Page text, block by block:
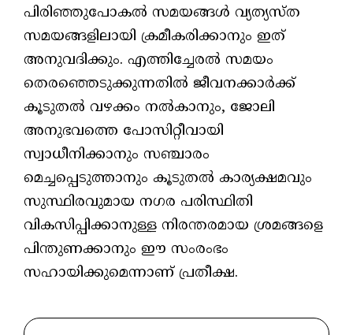
പിരിഞ്ഞുപോകല്‍ സമയങ്ങള്‍ വ്യത്യസ്ത
സമയങ്ങളിലായി ക്രമീകരിക്കാനും ഇത്
അനുവദിക്കും. എത്തിച്ചേരല്‍ സമയം
തെരഞ്ഞെടുക്കുന്നതില്‍ ജീവനക്കാര്‍ക്ക്
കൂടുതല്‍ വഴക്കം നല്‍കാനും, ജോലി
അനുഭവത്തെ പോസിറ്റീവായി
സ്വാധീനിക്കാനും സഞ്ചാരം
മെച്ചപ്പെടുത്താനും കൂടുതല്‍ കാര്യക്ഷമവും
സുസ്ഥിരവുമായ നഗര പരിസ്ഥിതി
വികസിപ്പിക്കാനുള്ള നിരന്തരമായ ശ്രമങ്ങളെ
പിന്തുണക്കാനും ഈ സംരംഭം
സഹായിക്കുമെന്നാണ് പ്രതീക്ഷ.